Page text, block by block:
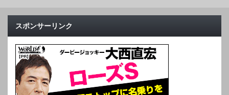
スポンサーリンク